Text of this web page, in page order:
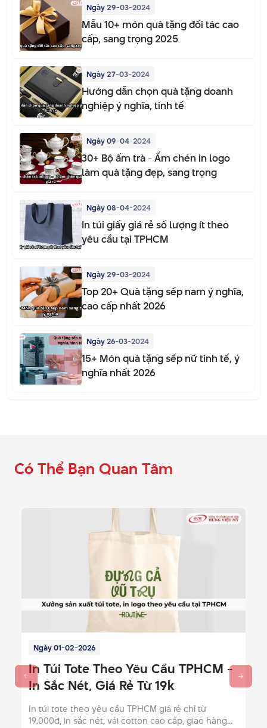
Ngày 29-03-2024
Mẫu 10+ món quà tặng đối tác cao
cấp, sang trọng 2025
Ngày 27-03-2024
Hướng dẫn chọn quà tặng doanh
nghiệp ý nghĩa, tinh tế
Ngày 09-04-2024
30+ Bộ ấm trà - Ấm chén in logo
làm quà tặng đẹp, sang trọng
Ngày 08-04-2024
In túi giấy giá rẻ số lượng ít theo
yêu cầu tại TPHCM
Ngày 29-03-2024
Top 20+ Quà tặng sếp nam ý nghĩa,
cao cấp nhất 2026
Ngày 26-03-2024
15+ Món quà tặng sếp nữ tinh tế, ý
nghĩa nhất 2026
Có Thể Bạn Quan Tâm
Ngày 01-02-2026
In Túi Tote Theo Yêu Cầu TPHCM -
In Sắc Nét, Giá Rẻ Từ 19k
In túi tote theo yêu cầu TPHCM giá rẻ chỉ từ
19.000đ, in sắc nét, vải cotton cao cấp, giao hàng